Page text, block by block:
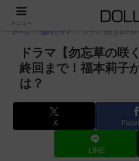
PR
ホーム 国内ドラマ ドラマ【勿忘草の
ドラマ【勿忘草の咲
終回まで！福本莉子
は？
X
LINE
メニュー